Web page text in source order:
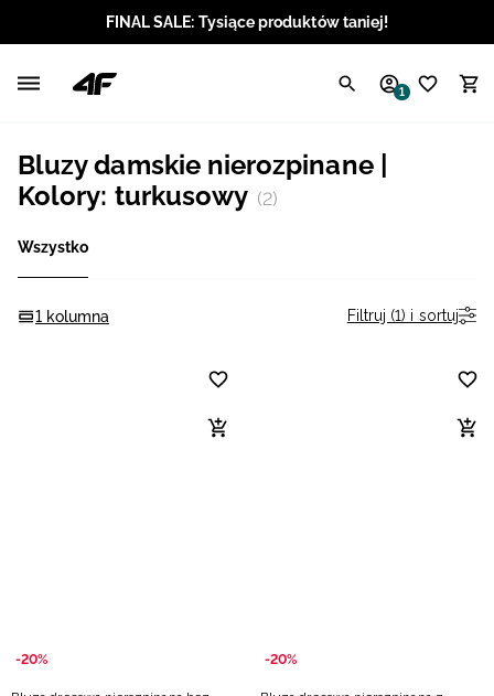
FINAL SALE: Tysiące produktów taniej!
1
Bluzy damskie nierozpinane |
Kolory: turkusowy (2)
Wszystko
1 kolumna Filtruj (1) i sortuj
-20% -20%
Angielski / USD